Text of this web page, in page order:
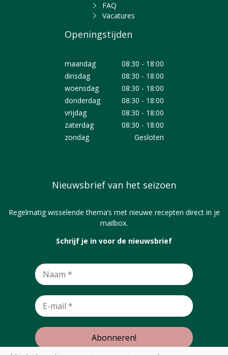
FAQ
Vacatures
Openingstijden
maandag
08:30 - 18:00
dinsdag
08:30 - 18:00
woensdag
08:30 - 18:00
donderdag
08:30 - 18:00
vrijdag
08:30 - 18:00
zaterdag
08:30 - 18:00
zondag
Gesloten
Nieuwsbrief van het seizoen
Regelmatig wisselende thema’s met nieuwe recepten direct in je
mailbox.
Schrijf je in voor de nieuwsbrief